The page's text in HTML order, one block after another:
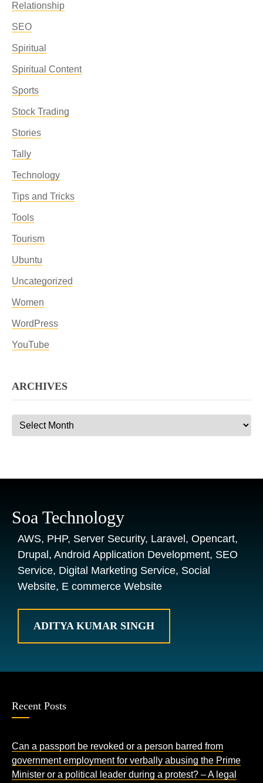
Relationship
SEO
Spiritual
Spiritual Content
Sports
Stock Trading
Stories
Tally
Technology
Tips and Tricks
Tools
Tourism
Ubuntu
Uncategorized
Women
WordPress
YouTube
ARCHIVES
Archives
Soa Technology
AWS, PHP, Server Security, Laravel, Opencart,
Drupal, Android Application Development, SEO
Service, Digital Marketing Service, Social
Website, E commerce Website
ADITYA KUMAR SINGH
Recent Posts
Can a passport be revoked or a person barred from
government employment for verbally abusing the Prime
Minister or a political leader during a protest? – A legal